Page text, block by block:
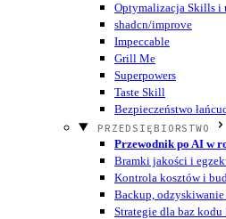
Optymalizacja Skills i
shadcn/improve
Impeccable
Grill Me
Superpowers
Taste Skill
Bezpieczeństwo
PRZEDSIĘBIORSTWO
Przewodnik po AI w
Bramki jakości i
Kontrola kosztów i
Backup,
Strategie dla baz